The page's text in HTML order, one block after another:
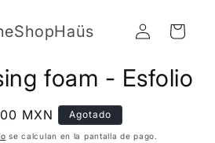
Iniciar
sesión
Carrito
foam - Esfolio
MXN Agotado
se calculan en la pantalla de pago.